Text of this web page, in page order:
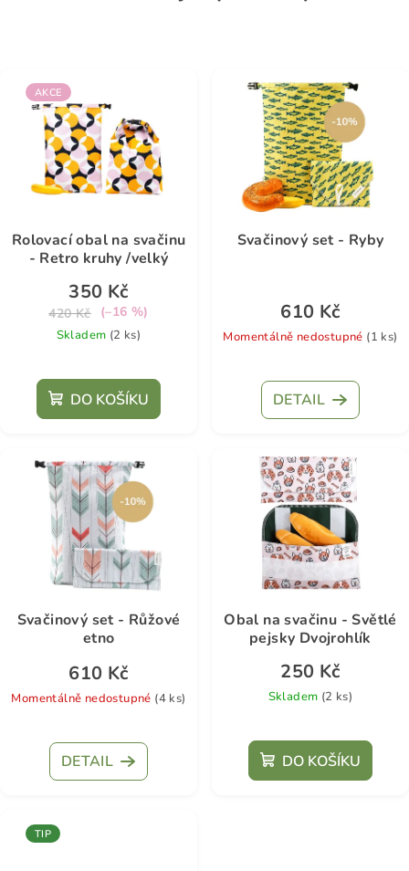
AKCE
Rolovací obal na svačinu
- Retro kruhy /velký
350 Kč
420 Kč (–16 %)
Skladem (2 ks)
hodnocení
produktu
je
5
hvězdiček.
DO KOŠÍKU
Svačinový set - Ryby
610 Kč
Momentálně nedostupné (1 ks)
hodnocení
produktu
je
z
5
hvězdiček.
DETAIL
Svačinový set - Růžové
etno
610 Kč
Momentálně nedostupné (4 ks)
DETAIL
Obal na svačinu - Světlé
pejsky Dvojrohlík
250 Kč
Skladem (2 ks)
DO KOŠÍKU
TIP